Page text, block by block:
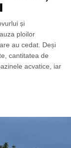
și
ploilor
au cedat. Deși
cantitatea de
acvatice, iar